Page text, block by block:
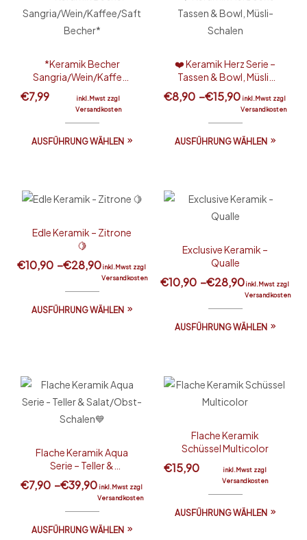
*Keramik Becher
Sangria/Wein/Kaffee/
€7,99
inkl.Mwst zzgl
Versandkosten
AUSFÜHRUNG WÄHLEN
❤️ Keramik Herz Serie –
Tassen & Bowl, Müsli-
Schalen
€8,90 –€15,90 inkl.Mwst zzgl
Versandkosten
AUSFÜHRUNG WÄHLEN
Edle Keramik – Zitrone
🍋
€10,90 –€28,90 inkl.Mwst zzgl
Versandkosten
AUSFÜHRUNG WÄHLEN
Exclusive Keramik –
Qualle
€10,90 –€28,90 inkl.Mwst zzgl
Versandkosten
AUSFÜHRUNG WÄHLEN
Flache Keramik Aqua
Serie – Teller &
Salat/Obst-Schalen💙
€7,90 –€39,90 inkl.Mwst zzgl
Versandkosten
AUSFÜHRUNG WÄHLEN
Flache Keramik
Schüssel Multicolor
€15,90
inkl.Mwst zzgl
Versandkosten
AUSFÜHRUNG WÄHLEN